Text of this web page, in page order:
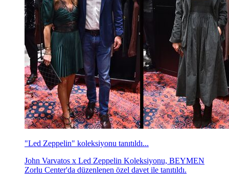
"Led Zeppelin" koleksiyonu tanıtıldı...
John Varvatos x Led Zeppelin Koleksiyonu, BEYMEN
Zorlu Center'da düzenlenen özel davet ile tanıtıldı.